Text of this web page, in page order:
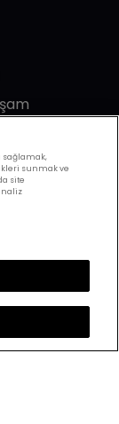
sağlamak,
sunmak ve
site